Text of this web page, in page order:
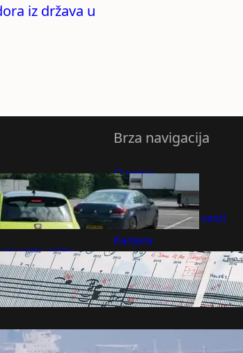
iz država u
radio kada
parkiramo?
svetu: Jedna
notu i tako sve do
iz Srbije, regiona i
katastrofa blizu Omana:
Brza navigacija
O nama
Predloži Vest
Pretplatite se na vesti
Karijera
Marketing
Kontakt